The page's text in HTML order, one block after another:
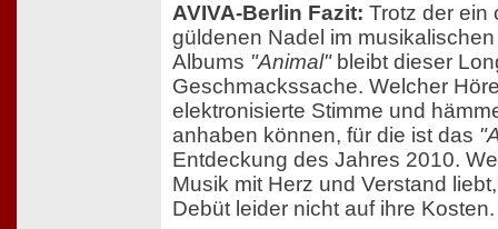
AVIVA-Berlin Fazit: Trotz der ein
güldenen Nadel im
Albums "Animal"bleibt dieser
Geschmackssache. Welcher
elektronisierte Stimme und
anhaben können, für die ist das
Entdeckung des Jahres 2010.
Musik mit Herz und Verstand
Debüt leider nicht auf ihre Kosten.